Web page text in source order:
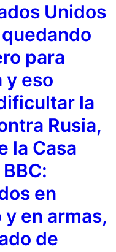
Unidos
para
y eso
la
Rusia,
la Casa
en
y en armas,
de